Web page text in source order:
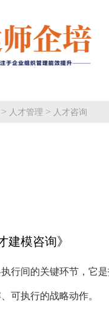
> 人才管理 > 人才咨询
建模咨询》
行间的关键环节，它
可执行的战略动作。